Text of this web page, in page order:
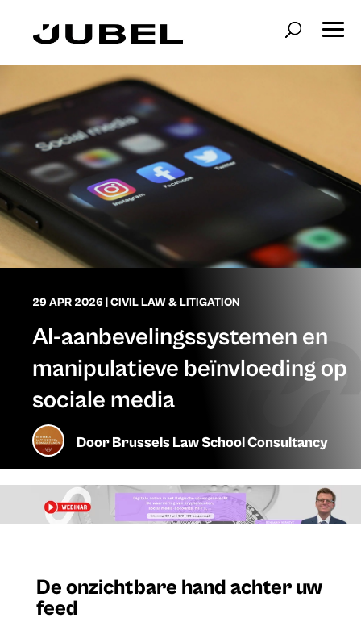
29 APR 2026 |CIVIL LAW & LITIGATION
AI-aanbevelingssystemen en
manipulatieve beïnvloeding op
sociale media
DoorBrussels Law School Consultancy
​De onzichtbare hand achter uw
feed